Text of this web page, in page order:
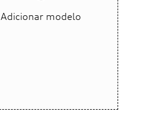
Adicionar modelo